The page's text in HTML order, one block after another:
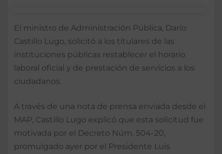
El ministro de Administración Pública, Darío
Castillo Lugo, solicitó a los titulares de las
instituciones públicas restablecer el horario
laboral oficial y de prestación de servicios a los
ciudadanos.
A través de una nota de prensa enviada desde el
MAP, Castillo Lugo explicó que esta solicitud fue
motivada por el Decreto Núm. 504-20,
promulgado ayer por el Presidente Luis